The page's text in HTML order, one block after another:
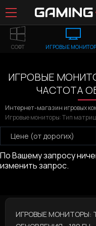
СОФТ ИГРОВЫЕ
ИГРОВЫЕ
ЧАСТОТА
Интернет-магазин игровых
Игровые мониторы: Тип
Цене (от дорогих)
По Вашему запросу
изменить запрос.
ИГРОВЫЕ МОНИТОРЫ: